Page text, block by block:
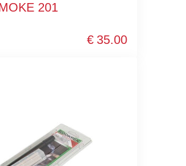
201
€ 35.00